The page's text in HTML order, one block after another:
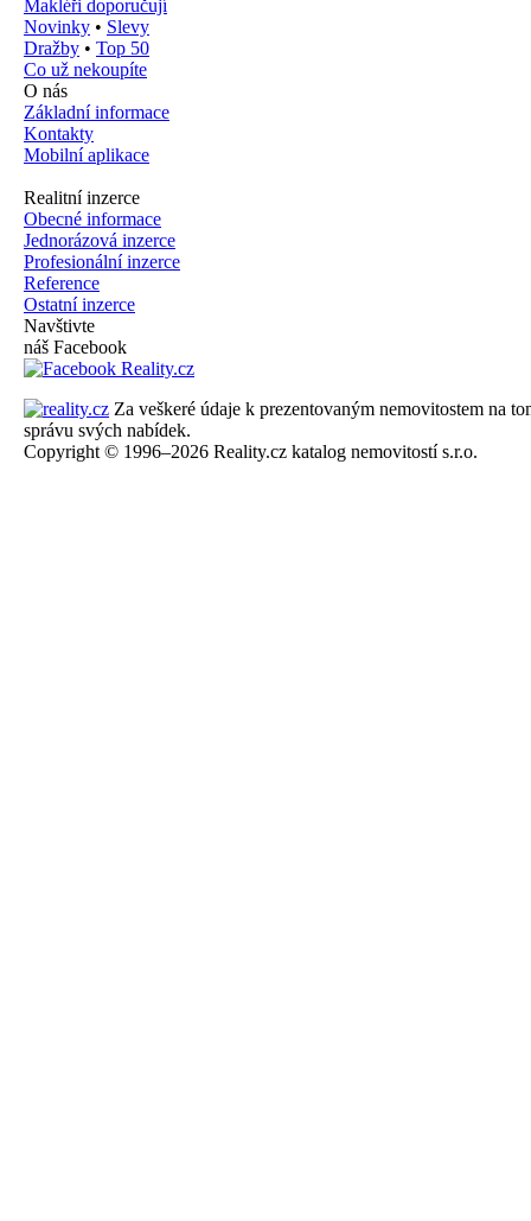
Makléři doporučují
Novinky • Slevy
Dražby • Top 50
Co už nekoupíte
O nás
Základní informace
Kontakty
Mobilní aplikace
Realitní inzerce
Obecné informace
Jednorázová inzerce
Profesionální inzerce
Reference
Ostatní inzerce
Navštivte
náš Facebook
Za veškeré údaje k prezentovaným nemovitostem na
správu svých nabídek.
Copyright © 1996–2026 Reality.cz katalog nemovitostí s.r.o.